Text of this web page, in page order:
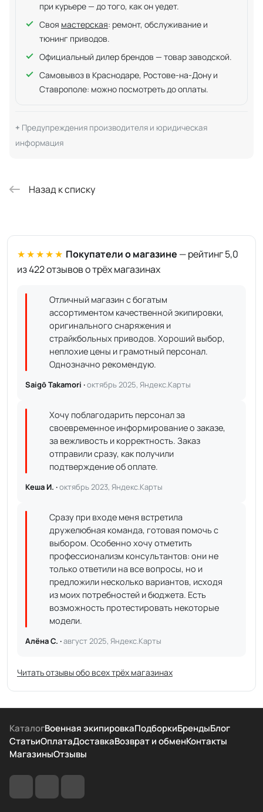
при курьере — до того, как он уедет.
Своя мастерская: ремонт, обслуживание и
тюнинг приводов.
Официальный дилер брендов — товар заводской.
Самовывоз в Краснодаре, Ростове-на-Дону и
Ставрополе: можно посмотреть до оплаты.
Предупреждения производителя и юридическая
информация
Назад к списку
★★★★★ Покупатели о магазине — рейтинг 5,0
из 422 отзывов о трёх магазинах
Отличный магазин с богатым
ассортиментом качественной экипировки,
оригинального снаряжения и
страйкбольных приводов. Хороший выбор,
неплохие цены и грамотный персонал.
Однозначно рекомендую.
Saigō Takamori ·октябрь 2025, Яндекс.Карты
Хочу поблагодарить персонал за
своевременное информирование о заказе,
за вежливость и корректность. Заказ
отправили сразу, как получили
подтверждение об оплате.
Кеша И. ·октябрь 2023, Яндекс.Карты
Сразу при входе меня встретила
дружелюбная команда, готовая помочь с
выбором. Особенно хочу отметить
профессионализм консультантов: они не
только ответили на все вопросы, но и
предложили несколько вариантов, исходя
из моих потребностей и бюджета. Есть
возможность протестировать некоторые
модели.
Алёна С. ·август 2025, Яндекс.Карты
Читать отзывы обо всех трёх магазинах
КаталогВоенная экипировкаПодборкиБрендыБлог
СтатьиОплатаДоставкаВозврат и обменКонтакты
МагазиныОтзывы